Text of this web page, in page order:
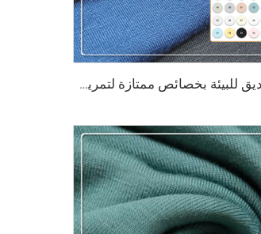
قماش خيزرامي صديق للبيئة بخصائص ممتازة لتمرير الهواء، وطرد الماء، ومقاومة البكتيريا، وامتصاص الرطوبة، ومرونة، مناسب للقماش